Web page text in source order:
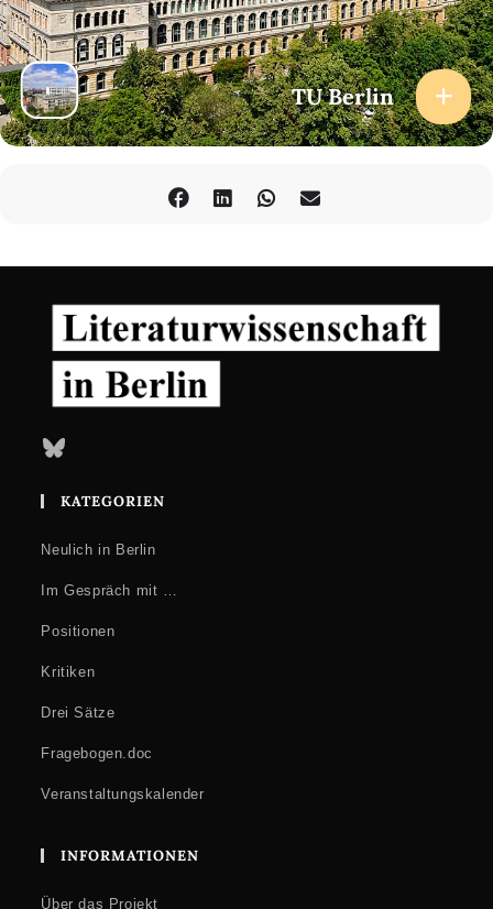
TU Berlin
Bluesky
KATEGORIEN
Neulich in Berlin
Im Gespräch mit …
Positionen
Kritiken
Drei Sätze
Fragebogen.doc
Veranstaltungskalender
INFORMATIONEN
Über das Projekt